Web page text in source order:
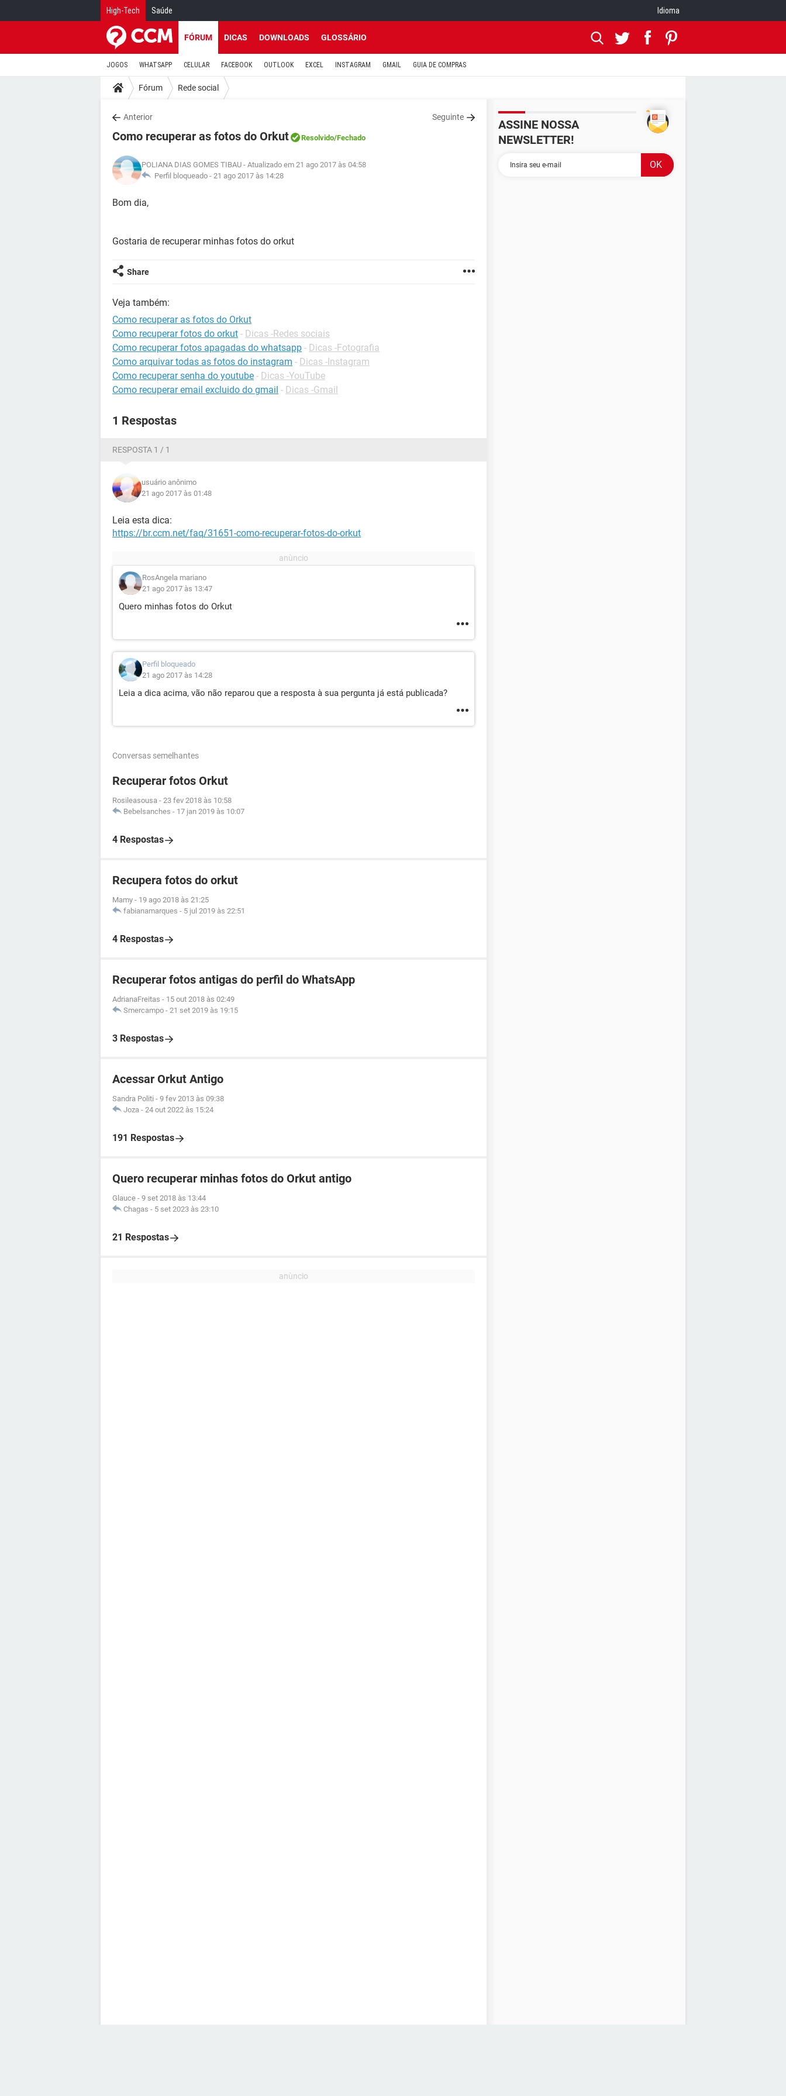
High-Tech Saúde Idioma
FÓRUM DICAS DOWNLOADS GLOSSÁRIO
JOGOS WHATSAPP CELULAR FACEBOOK OUTLOOK EXCEL INSTAGRAM GMAIL GUIA DE COMPRAS
Fórum Rede social
Anterior Seguinte
Como recuperar as fotos do Orkut Resolvido/Fechado
POLIANA DIAS GOMES TIBAU - Atualizado em 21 ago 2017 às 04:58
Perfil bloqueado - 21 ago 2017 às 14:28
Bom dia,
Gostaria de recuperar minhas fotos do orkut
Share
Veja também:
Como recuperar as fotos do Orkut
Como recuperar fotos do orkut - Dicas -Redes sociais
Como recuperar fotos apagadas do whatsapp - Dicas -Fotografia
Como arquivar todas as fotos do instagram - Dicas -Instagram
Como recuperar senha do youtube - Dicas -YouTube
Como recuperar email excluido do gmail - Dicas -Gmail
1 Respostas
RESPOSTA 1 / 1
usuário anônimo
21 ago 2017 às 01:48
Leia esta dica:
https://br.ccm.net/faq/31651-como-recuperar-fotos-do-orkut
RosAngela mariano
21 ago 2017 às 13:47
Quero minhas fotos do Orkut
Perfil bloqueado
21 ago 2017 às 14:28
Leia a dica acima, vão não reparou que a resposta à sua pergunta já está publicada?
Conversas semelhantes
Recuperar fotos Orkut
Rosileasousa - 23 fev 2018 às 10:58
Bebelsanches - 17 jan 2019 às 10:07
4 Respostas
Recupera fotos do orkut
Mamy - 19 ago 2018 às 21:25
fabianamarques - 5 jul 2019 às 22:51
4 Respostas
Recuperar fotos antigas do perfil do WhatsApp
AdrianaFreitas - 15 out 2018 às 02:49
Smercampo - 21 set 2019 às 19:15
3 Respostas
Acessar Orkut Antigo
Sandra Politi - 9 fev 2013 às 09:38
Joza - 24 out 2022 às 15:24
191 Respostas
Quero recuperar minhas fotos do Orkut antigo
Glauce - 9 set 2018 às 13:44
Chagas - 5 set 2023 às 23:10
21 Respostas
ASSINE NOSSA
NEWSLETTER!